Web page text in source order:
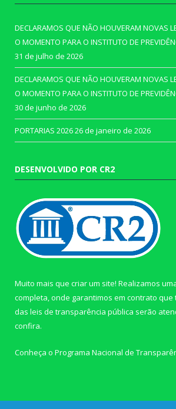
DECLARAMOS QUE NÃO HOUVERAM NOVAS
O MOMENTO PARA O INSTITUTO DE
31 de julho de 2026
DECLARAMOS QUE NÃO HOUVERAM NOVAS
O MOMENTO PARA O INSTITUTO DE
30 de junho de 2026
PORTARIAS 202626 de janeiro de 2026
DESENVOLVIDO POR CR2
Muito mais que criar um site! Realizamos
completa, onde garantimos em contrato que
das leis de transparência pública serão
confira.
Conheça o Programa Nacional de